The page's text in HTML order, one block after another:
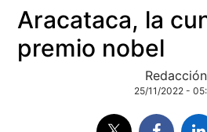
Aracataca, la
premio nobel
Redacción
25/11/2022 -